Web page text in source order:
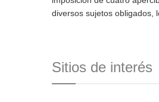
diversos sujetos obligados,
Sitios de interés